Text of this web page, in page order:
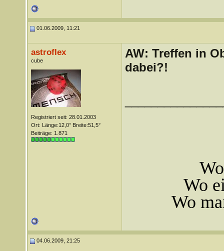
01.06.2009, 11:21
astroflex
cube
Registriert seit: 28.01.2003
Ort: Länge:12,0° Breite:51,5°
Beiträge: 1.871
AW: Treffen in
dabei?!
Wo
Wo
04.06.2009, 21:25